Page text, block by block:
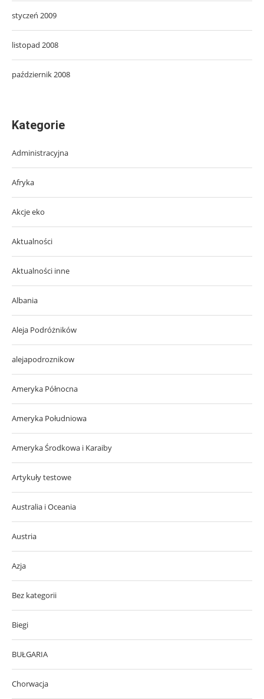
styczeń 2009
listopad 2008
październik 2008
Kategorie
Administracyjna
Afryka
Akcje eko
Aktualności
Aktualności inne
Albania
Aleja Podróżników
alejapodroznikow
Ameryka Północna
Ameryka Południowa
Ameryka Środkowa i Karaiby
Artykuły testowe
Australia i Oceania
Austria
Azja
Bez kategorii
Biegi
BUŁGARIA
Chorwacja